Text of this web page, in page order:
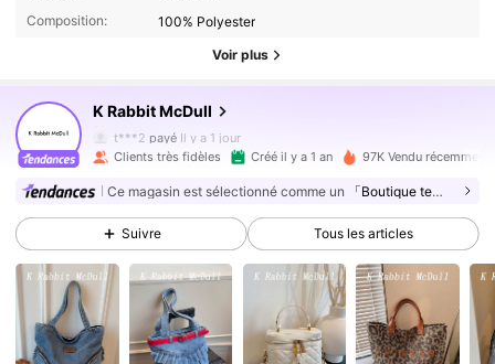
Composition:
100% Polyester
Voir plus
K Rabbit McDull
4.88
21K Suiveurs
t***2 payé Il y a 1 jour
4.88 21K Suiveurs
4.88 21K Suiveurs
4.88 21K Suiveurs
Clients très fidèles Créé il y a 1 an 97K Vendu récemment
Ce magasin est sélectionné comme un 「Boutique tendance」
Suivre Tous les articles